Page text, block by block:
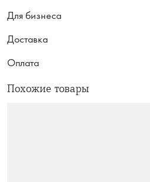
Для бизнеса
Доставка
Оплата
Похожие товары